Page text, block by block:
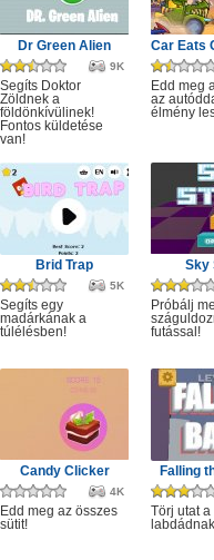
Dr Green Alien
9K
Segíts Doktor
Zöldnek a
földönkívülinek!
Fontos küldetése
van!
Edd meg
az
élmény
Brid Trap
5K
Segíts egy
madárkának a
túlélésben!
Sky
Próbálj
futással!
Candy Clicker
4K
Edd meg az összes
sütit!
Falling
Törj utat a